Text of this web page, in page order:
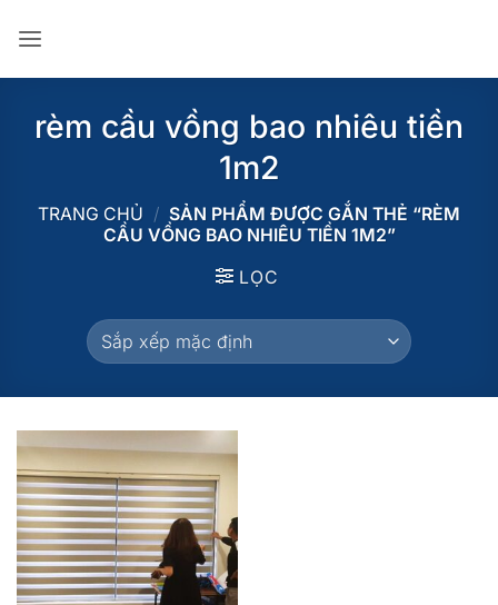
qua
rèm cầu vồng bao nhiêu tiền
1m2
TRANG CHỦ / SẢN PHẨM ĐƯỢC GẮN THẺ “RÈM
CẦU VỒNG BAO NHIÊU TIỀN 1M2”
LỌC